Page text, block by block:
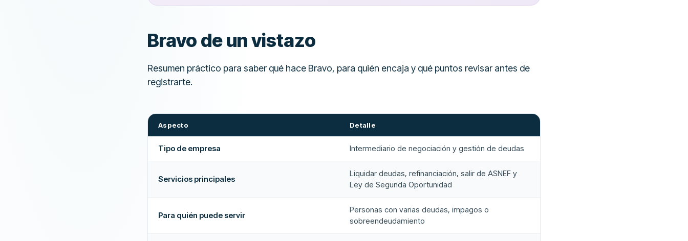
Bravo de un vistazo
Resumen práctico para saber qué hace Bravo, para quién encaja y qué puntos revisar antes de
registrarte.
Aspecto Detalle
Tipo de empresa Intermediario de negociación y gestión de deudas
Servicios principales
Liquidar deudas, refinanciación, salir de ASNEF y
Ley de Segunda Oportunidad
Para quién puede servir
Personas con varias deudas, impagos o
sobreendeudamiento